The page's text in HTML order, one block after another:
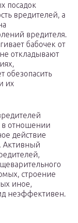
посадок
вредителей, а
вредителя.
бабочек от
откладывают
обезопасить
их
в отношении
действие
Активный
строение
иное,
неэффективен.